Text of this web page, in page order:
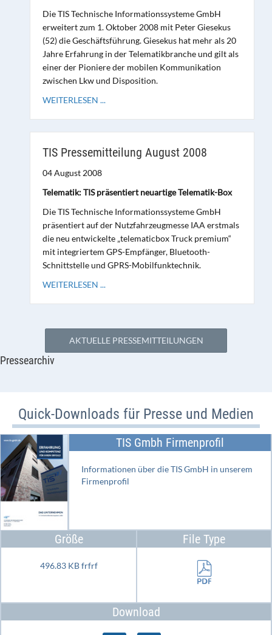
Die TIS Technische Informationssysteme GmbH
erweitert zum 1. Oktober 2008 mit Peter Giesekus
(52) die Geschäftsführung. Giesekus hat mehr als 20
Jahre Erfahrung in der Telematikbranche und gilt als
einer der Pioniere der mobilen Kommunikation
zwischen Lkw und Disposition.
WEITERLESEN ...
TIS Pressemitteilung August 2008
04 August 2008
Telematik: TIS präsentiert neuartige Telematik-Box
Die TIS Technische Informationssysteme GmbH
präsentiert auf der Nutzfahrzeugmesse IAA erstmals
die neu entwickelte „telematicbox Truck premium“
mit integriertem GPS-Empfänger, Bluetooth-
Schnittstelle und GPRS-Mobilfunktechnik.
WEITERLESEN ...
AKTUELLE PRESSEMITTEILUNGEN
Pressearchiv
Quick-Downloads für Presse und Medien
TIS Gmbh Firmenprofil
Informationen über die TIS GmbH in unserem
Firmenprofil
Größe
496.83 KB frfrf
File Type
Download